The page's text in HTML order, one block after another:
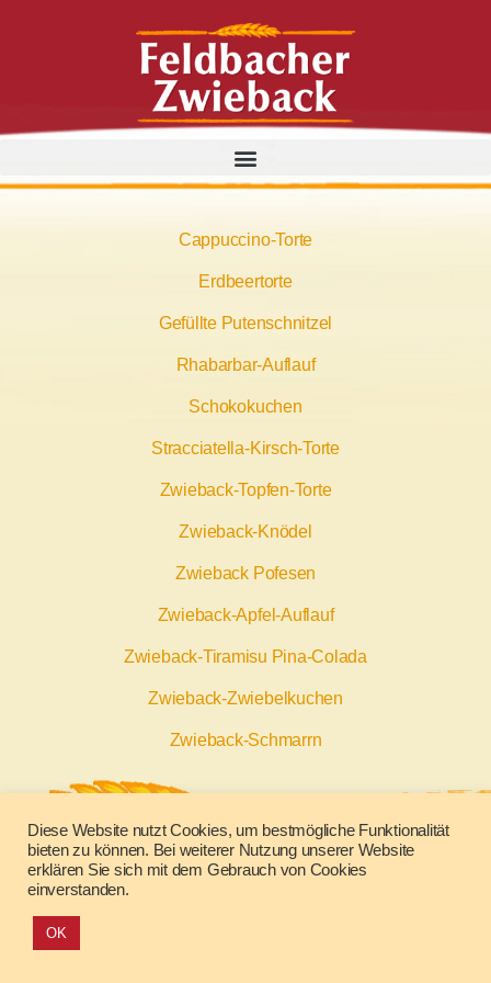
Cappuccino-Torte
Erdbeertorte
Gefüllte Putenschnitzel
Rhabarbar-Auflauf
Schokokuchen
Stracciatella-Kirsch-Torte
Zwieback-Topfen-Torte
Zwieback-Knödel
Zwieback Pofesen
Zwieback-Apfel-Auflauf
Zwieback-Tiramisu Pina-Colada
Zwieback-Zwiebelkuchen
Zwieback-Schmarrn
Impressum Datenschutz
Diese Website nutzt Cookies, um bestmögliche Funktionalität
bieten zu können. Bei weiterer Nutzung unserer Website
erklären Sie sich mit dem Gebrauch von Cookies
einverstanden.
OK